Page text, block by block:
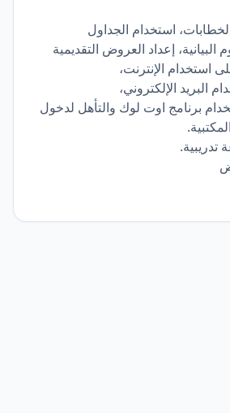
استخدام الجداول
البيانية، إعداد العروض التقديمية
استخدام الإنترنت،
البريد الإلكتروني،
برنامج اوت لوك والتأهل لدخول